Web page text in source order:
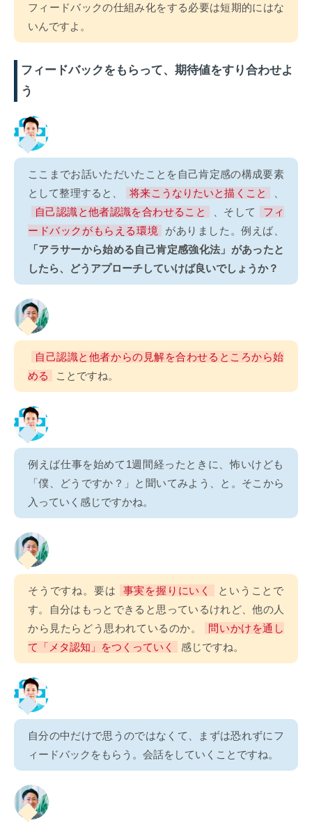
フィードバックの仕組み化をする必要は短期的にはな
いんですよ。
フィードバックをもらって、期待値をすり合わせよ
う
ここまでお話いただいたことを自己肯定感の構成要素
として整理すると、
将来こうなりたいと描くこと
自己認識と他者認識を合わせること
、そして
フィ
ードバックがもらえる環境
がありました。例えば、
「アラサーから始める自己肯定感強化法」があったと
したら、どうアプローチしていけば良いでしょうか？
自己認識と他者からの見解を合わせるところから始
める
ことですね。
例えば仕事を始めて1週間経ったときに、怖いけども
「僕、どうですか？」と聞いてみよう、と。そこから
入っていく感じですかね。
そうですね。要は 事実を握りにいく
ということで
す。自分はもっとできると思っているけれど、他の人
から見たらどう思われているのか。
問いかけを通し
て「メタ認知」をつくっていく
感じですね。
自分の中だけで思うのではなくて、まずは恐れずにフ
ィードバックをもらう。会話をしていくことですね。